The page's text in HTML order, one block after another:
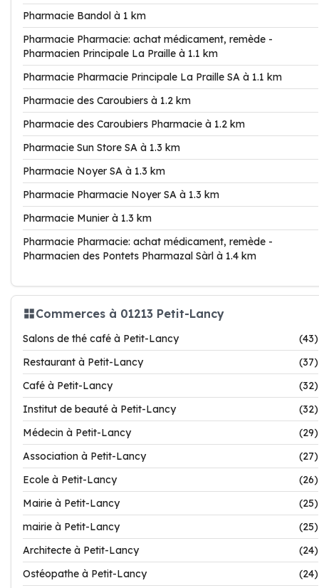
Pharmacie Bandol à 1 km
Pharmacie Pharmacie: achat médicament, remède -
Pharmacien Principale La Praille à 1.1 km
Pharmacie Pharmacie Principale La Praille SA à 1.1 km
Pharmacie des Caroubiers à 1.2 km
Pharmacie des Caroubiers Pharmacie à 1.2 km
Pharmacie Sun Store SA à 1.3 km
Pharmacie Noyer SA à 1.3 km
Pharmacie Pharmacie Noyer SA à 1.3 km
Pharmacie Munier à 1.3 km
Pharmacie Pharmacie: achat médicament, remède -
Pharmacien des Pontets Pharmazal Sàrl à 1.4 km
Commerces à 01213 Petit-Lancy
Salons de thé café à Petit-Lancy
(43)
Restaurant à Petit-Lancy
(37)
Café à Petit-Lancy
(32)
Institut de beauté à Petit-Lancy
(32)
Médecin à Petit-Lancy
(29)
Association à Petit-Lancy
(27)
Ecole à Petit-Lancy
(26)
Mairie à Petit-Lancy
(25)
mairie à Petit-Lancy
(25)
Architecte à Petit-Lancy
(24)
Ostéopathe à Petit-Lancy
(24)